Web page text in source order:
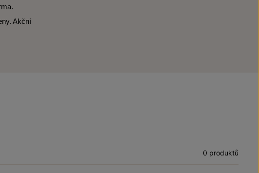
Akční
0 produktů